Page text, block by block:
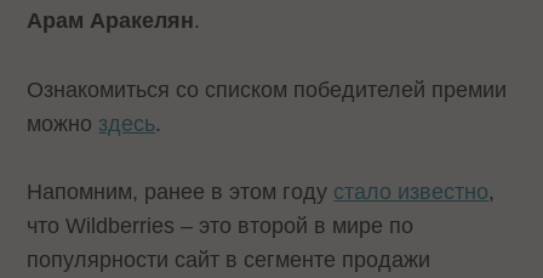
Арам Аракелян.
Ознакомиться со списком победителей премии
можно здесь.
Напомним, ранее в этом году стало известно,
что Wildberries – это второй в мире по
популярности сайт в сегменте продажи